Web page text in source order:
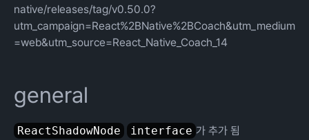
native/releases/tag/v0.50.0?
utm_campaign=React%2BNative%2BCoach&utm_medium
=web&utm_source=React_Native_Coach_14
general
ReactShadowNode interface 가 추가 됨